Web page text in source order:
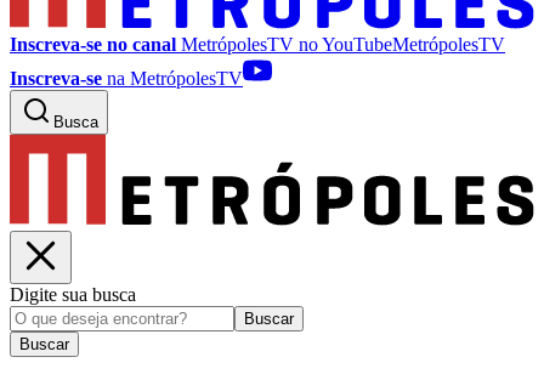
Inscreva-se no canal MetrópolesTV noYouTubeMetrópolesTV
Inscreva-se na MetrópolesTV
Busca
Digite sua busca
Buscar
Buscar